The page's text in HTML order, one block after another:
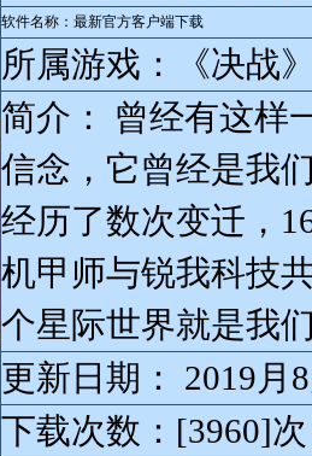
软件名称：最新官方客户端下载
所属游戏：《决战
简介： 曾经有这样
信念，它曾经是我
经历了数次变迁，
机甲师与锐我科技
个星际世界就是我
更新日期： 2019月
下载次数：[3960]次